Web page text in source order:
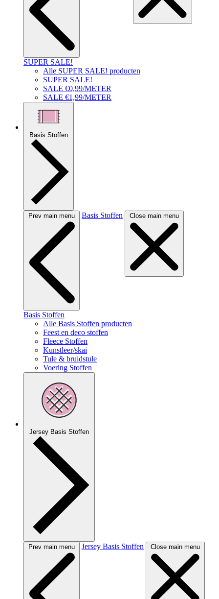
SUPER SALE!
Alle SUPER SALE! producten
SUPER SALE!
SALE €0,99/METER
SALE €1,99/METER
Basis Stoffen
Prev main menu Basis Stoffen Close main menu
Basis Stoffen
Alle Basis Stoffen producten
Feest en deco stoffen
Fleece Stoffen
Kunstleer/skai
Tule & bruidstule
Voering Stoffen
Jersey Basis Stoffen
Prev main menu Jersey Basis Stoffen Close main menu